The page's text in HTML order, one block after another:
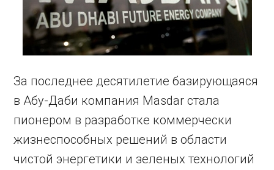
За последнее десятилетие базирующаяся
в Абу-Даби компания Masdar стала
пионером в разработке коммерчески
жизнеспособных решений в области
чистой энергетики и зеленых технологий